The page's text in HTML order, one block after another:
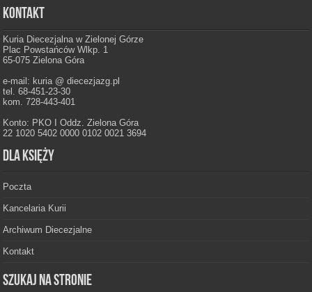
Kontakt
Kuria Diecezjalna w Zielonej Górze
Plac Powstańców Wlkp. 1
65-075 Zielona Góra
e-mail: kuria @ diecezjazg.pl
tel. 68-451-23-30
kom. 728-443-401
Konto: PKO I Oddz. Zielona Góra
22 1020 5402 0000 0102 0021 3694
Dla księży
Poczta
Kancelaria Kurii
Archiwum Diecezjalne
Kontakt
Szukaj na stronie